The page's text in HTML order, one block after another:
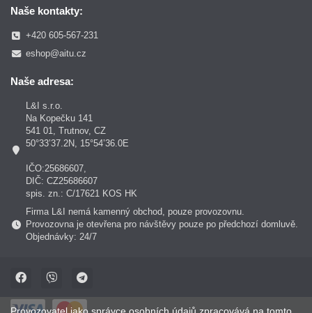
Naše kontakty:
+420 605-567-231
eshop@aitu.cz
Naše adresa:
L&I s.r.o.
Na Kopečku 141
541 01, Trutnov, CZ
50°33’37.2N, 15°54’36.0E
IČO:25686607,
DIČ: CZ25686607
spis. zn.: C/17621 KOS HK
Firma L&I nemá kamenný obchod, pouze provozovnu.
Provozovna je otevřena pro návštěvy pouze po předchozí domluvě.
Objednávky: 24/7